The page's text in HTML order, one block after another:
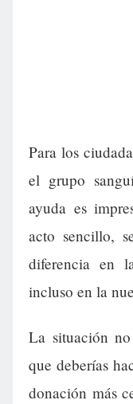
Para los
el grupo
ayuda es
acto sencillo,
diferencia en
incluso en la
La situación
que deberías
donación más